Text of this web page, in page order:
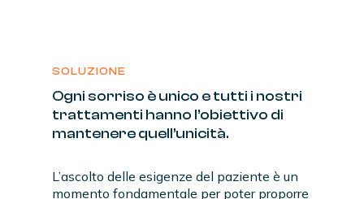
SOLUZIONE
Ogni sorriso èunico etutti i nostri
trattamenti hanno l’obiettivo di
mantenerequell’unicità.
L’ascolto delle esigenze del paziente è un
momento fondamentale per poter proporre